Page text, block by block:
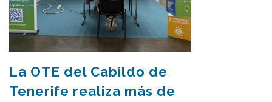
La OTE del Cabildo de
Tenerife realiza más de